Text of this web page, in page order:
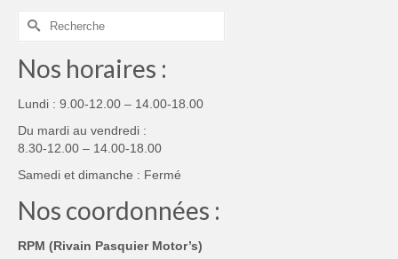
Rechercher :
Nos horaires :
Lundi : 9.00-12.00 – 14.00-18.00
Du mardi au vendredi :
8.30-12.00 – 14.00-18.00
Samedi et dimanche : Fermé
Nos coordonnées :
RPM (Rivain Pasquier Motor’s)